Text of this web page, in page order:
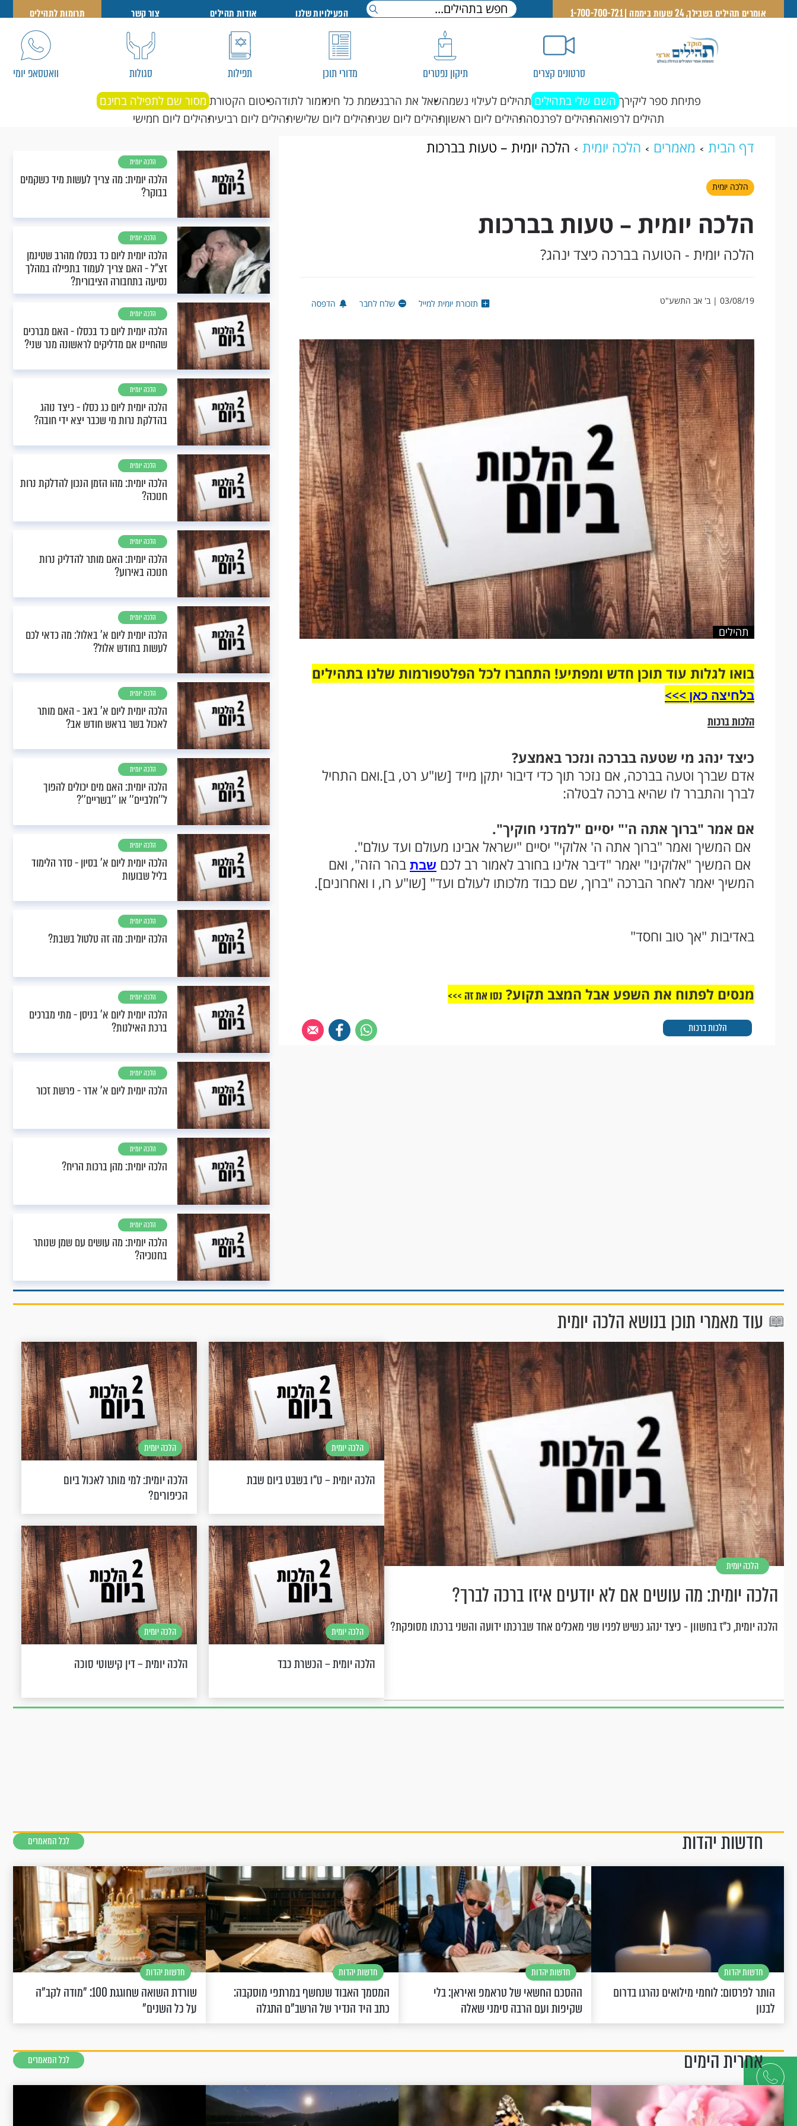
דברו
איתנו
אומרים תהילים בשבילך, 24 שעות ביממה | 1-700-700-721 הפעילויות שלנו אודות תהילים צור קשר תרומות לתהילים
סרטונים קצרים תיקון נפטרים מדורי תוכן תפילות סגולות וואטסאפ יומי
פתיחת ספר ליקירך השם שלי בתהילים תהילים לעילוי נשמהשאל את הרבנשמת כל חימזמור לתודהפיטום הקטורת מסור שם לתפילה בחינם
תהילים לרפואהתהילים לפרנסהתהילים ליום ראשוןתהילים ליום שניתהילים ליום שלישיתהילים ליום רביעיתהילים ליום חמישי
דף הבית מאמרים הלכה יומית הלכה יומית – טעות בברכות
הלכה יומית
הלכה יומית – טעות בברכות
הלכה יומית - הטועה בברכה כיצד ינהג?
03/08/19 | ב' אב התשע"ט תזכורת יומית למייל שלח לחבר הדפסה
תהילים
בואו לגלות עוד תוכן חדש ומפתיע! התחברו לכל הפלטפורמות שלנו בתהילים
בלחיצה כאן >>>​
הלכות ברכות
כיצד ינהג מי שטעה בברכה ונזכר באמצע?
אדם שברך וטעה בברכה, אם נזכר תוך כדי דיבור יתקן מייד [שו"ע רט, ב].ואם התחיל
לברך והתברר לו שהיא ברכה לבטלה:
אם אמר "ברוך אתה ה'" יסיים "למדני חוקיך".
אם המשיך ואמר "ברוך אתה ה' אלוקי" יסיים "ישראל אבינו מעולם ועד עולם".
אם המשיך "אלוקינו" יאמר "דיבר אלינו בחורב לאמור רב לכם שבת בהר הזה", ואם
המשיך יאמר לאחר הברכה "ברוך, שם כבוד מלכותו לעולם ועד" [שו"ע רו, ו ואחרונים].
באדיבות "אך טוב וחסד"
הלכות ברכות
מנסים לפתוח את השפע אבל המצב תקוע? נסו את זה >>>
הלכה יומית
הלכה יומית: מה צריך לעשות מיד כשקמים
בבוקר?
הלכה יומית
הלכה יומית ליום כד בכסלו מהרב שטינמן
זצ"ל - האם צריך לעמוד בתפילה במהלך
נסיעה בתחבורה הציבורית?
הלכה יומית
הלכה יומית ליום כד בכסלו - האם מברכים
שהחיינו אם מדליקים לראשונה מנר שני?
הלכה יומית
הלכה יומית ליום כג כסלו - כיצד נוהג
בהדלקת נרות מי שכבר יצא ידי חובה?
הלכה יומית
הלכה יומית: מהו הזמן הנכון להדלקת נרות
חנוכה?
הלכה יומית
הלכה יומית: האם מותר להדליק נרות
חנוכה באירוע?
הלכה יומית
הלכה יומית ליום א' באלול: מה כדאי לכם
לעשות בחודש אלול?
הלכה יומית
הלכה יומית ליום א’ באב - האם מותר
לאכול בשר בראש חודש אב?
הלכה יומית
הלכה יומית: האם מים יכולים להפוך
ל''חלביים'' או ''בשריים''?
הלכה יומית
הלכה יומית ליום א’ בסיון - סדר הלימוד
בליל שבועות
הלכה יומית
הלכה יומית: מה זה טלטול בשבת?
הלכה יומית
הלכה יומית ליום א’ בניסן - מתי מברכים
ברכת האילנות?
הלכה יומית
הלכה יומית ליום א’ אדר - פרשת זכור
הלכה יומית
הלכה יומית: מהן ברכות הריח?
הלכה יומית
הלכה יומית: מה עושים עם שמן שנותר
בחנוכיה?
עוד מאמרי תוכן בנושא הלכה יומית
הלכה יומית
הלכה יומית: מה עושים אם לא יודעים איזו ברכה לברך?
הלכה יומית, כ"ז בחשוון - כיצד ינהג כשיש לפניו שני מאכלים אחד שברכתו ידועה והשני ברכתו מסופקת?
הלכה יומית
הלכה יומית – ט"ו בשבט ביום שבת
הלכה יומית
הלכה יומית: למי מותר לאכול ביום
הכיפורים?
הלכה יומית
הלכה יומית – הכשרת כבד
הלכה יומית
הלכה יומית – דין קישוטי סוכה
חדשות יהדות לכל המאמרים
חדשות יהדות
הותר לפרסום: לוחמי מילואים נהרגו בדרום
לבנון
חדשות יהדות
ההסכם החשאי של טראמפ ואיראן: בלי
שקיפות ועם הרבה סימני שאלה
חדשות יהדות
המסמך האבוד שנחשף במרתפי מוסקבה:
כתב היד הנדיר של הרשב"ם התגלה
חדשות יהדות
שורדת השואה שחוגגת 100: "מודה לקב"ה
על כל השנים"
אחרית הימים לכל המאמרים